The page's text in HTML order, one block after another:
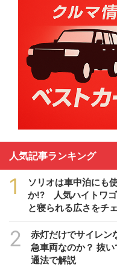
人気記事ランキング
1
ソリオは車中泊にも
か!? 人気ハイトワ
と寝られる広さをチ
2
赤灯だけでサイレン
急車両なのか？ 抜
通法で解説